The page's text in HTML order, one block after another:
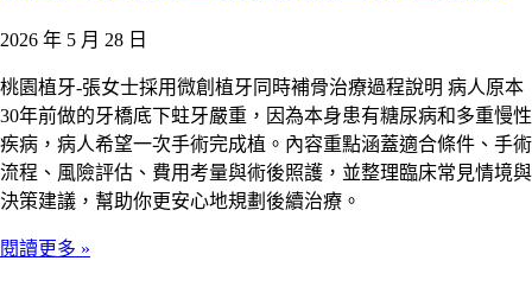
2026 年 5 月 28 日
桃園植牙-張女士採用微創植牙同時補骨治療過程說明 病人原本
30年前做的牙橋底下蛀牙嚴重，因為本身患有糖尿病和多重慢性
疾病，病人希望一次手術完成植。內容重點涵蓋適合條件、手術
流程、風險評估、費用考量與術後照護，並整理臨床常見情境與
決策建議，幫助你更安心地規劃後續治療。
閱讀更多 »